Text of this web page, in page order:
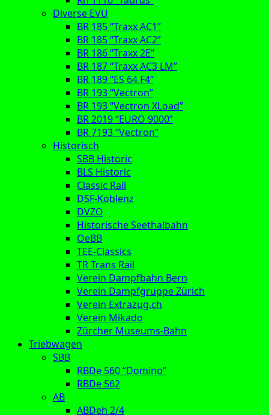
Diverse EVU
BR 185 “Traxx AC1”
BR 185 “Traxx AC2”
BR 186 “Traxx 2E”
BR 187 “Traxx AC3 LM”
BR 189 “ES 64 F4”
BR 193 “Vectron”
BR 193 “Vectron XLoad”
BR 2019 “EURO 9000”
BR 7193 “Vectron”
Historisch
SBB Historic
BLS Historic
Classic Rail
DSF-Koblenz
DVZO
Historische Seethalbahn
OeBB
TEE-Classics
TR Trans Rail
Verein Dampfbahn Bern
Verein Dampfgruppe Zürich
Verein Extrazug.ch
Verein Mikado
Zürcher Museums-Bahn
Triebwagen
SBB
RBDe 560 “Domino”
RBDe 562
AB
ABDeh 2/4